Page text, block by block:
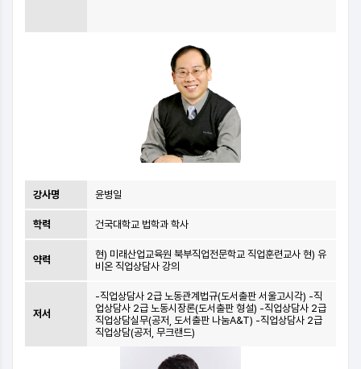
강사명 윤병일
학력 건국대학교 법학과 학사
약력
현) 미래산업교육원 북부직업전문학교 직업훈련교사 현) 유
비온 직업상담사 강의
저서
-직업상담사 2급 노동관계법규(도서출판 서울고시각) -직
업상담사 2급 노동시장론(도서출판 형설) -직업상담사 2급
직업상담실무(공저, 도서출판 나눔A&T) -직업상담사 2급
직업상담(공저, 무크랜드)